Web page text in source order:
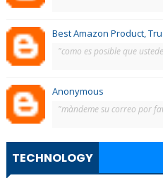
Best Amazon Product,
"como es posible que
Anonymous
"màndeme su correo por
TECHNOLOGY